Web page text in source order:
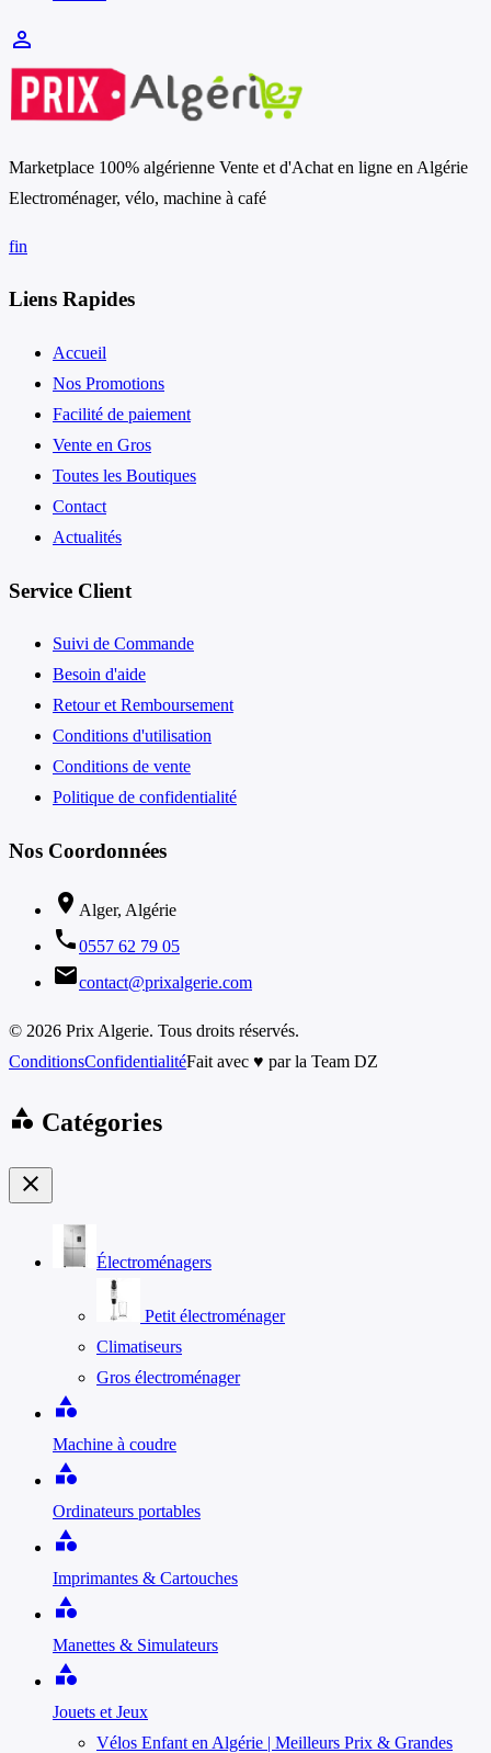
person_outline
Marketplace 100% algérienne Vente et d'Achat en ligne en Algérie
Electroménager, vélo, machine à café
fin
Liens Rapides
Accueil
Nos Promotions
Facilité de paiement
Vente en Gros
Toutes les Boutiques
Contact
Actualités
Service Client
Suivi de Commande
Besoin d'aide
Retour et Remboursement
Conditions d'utilisation
Conditions de vente
Politique de confidentialité
Nos Coordonnées
location_on Alger, Algérie
phone0557 62 79 05
emailcontact@prixalgerie.com
© 2026 Prix Algerie. Tous droits réservés.
ConditionsConfidentialitéFait avec ♥ par la Team DZ
category Catégories
close
Électroménagers
Petit électroménager
Climatiseurs
Gros électroménager
category
Machine à coudre
category
Ordinateurs portables
category
Imprimantes & Cartouches
category
Manettes & Simulateurs
category
Jouets et Jeux
Vélos Enfant en Algérie | Meilleurs Prix & Grandes